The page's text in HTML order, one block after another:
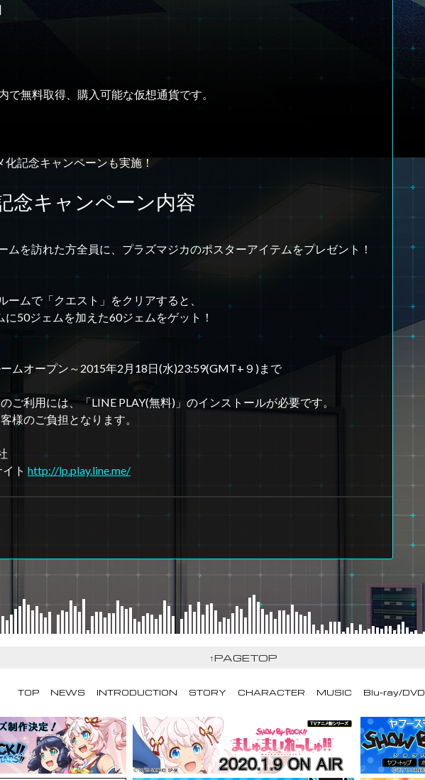
で無料取得、購入可能な仮想通貨です。
化記念キャンペーンも実施！
念キャンペーン内容
ムを訪れた方全員に、プラズマジカのポスターアイテムをプレゼント！
ームで「クエスト」をクリアすると、
50ジェムを加えた60ジェムをゲット！
ムオープン～2015年2月18日(水)23:59(GMT+９)まで
ご利用には、「LINE PLAY(無料)」のインストールが必要です。
様のご負担となります。
ト http://lp.play.line.me/
↑PAGETOP
TOP NEWS INTRODUCTION STORY CHARACTER MUSIC Blu-ray/DVD